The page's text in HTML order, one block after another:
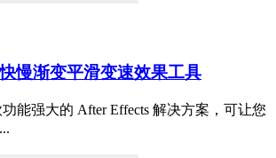
慢渐变平滑变速效果工具
能强大的 After Effects 解决方案，可让您